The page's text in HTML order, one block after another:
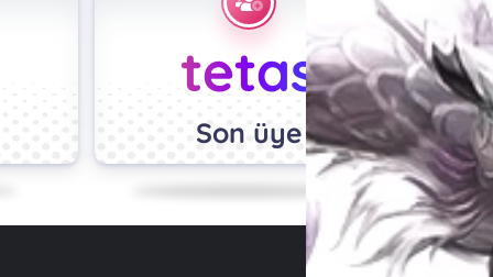
tetas
Son üye